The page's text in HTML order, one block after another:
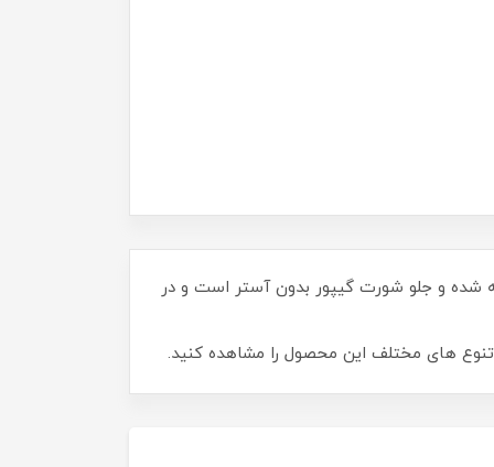
شده و جلو شورت گیپور بدون آستر است و در
تنوع های مختلف این محصول را مشاهده کنید.